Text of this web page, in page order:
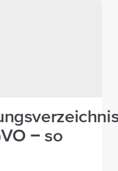
− so